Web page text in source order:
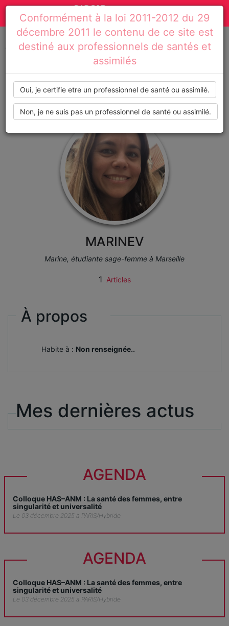
Toggle
navigation
Actualités
médicales,
dossiers
thématiques,
formations,
recommandations
Accueil Profil de : marinev
MARINEV
Marine, étudiante sage-femme à Marseille
1 Articles
À propos
Habite à : Non renseignée..
Mes dernières actus
AGENDA
Colloque HAS–ANM : La santé des femmes, entre
singularité et universalité
Le 03 décembre 2025 à PARIS/Hybride
AGENDA
Colloque HAS–ANM : La santé des femmes, entre
singularité et universalité
Le 03 décembre 2025 à PARIS/Hybride
Conformément à la loi 2011-2012 du 29
décembre 2011 le contenu de ce site est
destiné aux professionnels de santés et
assimilés
Oui, je certifie etre un professionnel de santé ou assimilé.
Non, je ne suis pas un professionnel de santé ou assimilé.